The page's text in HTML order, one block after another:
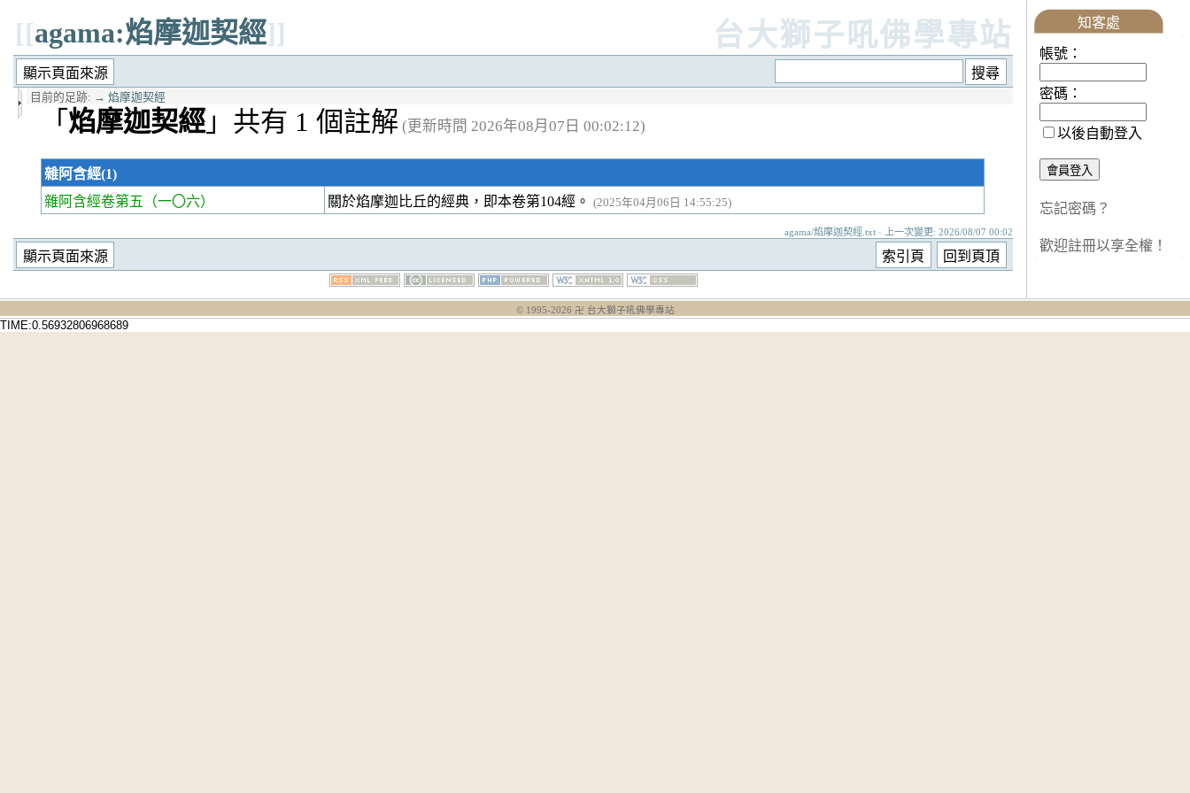
[[agama:焰摩迦契經]] 台大獅子吼佛學專站
目前的足跡: → 焰摩迦契經
「 焰摩迦契經 」共有 1 個註解 (更新時間 2026年08月07日 00:02:12)
雜阿含經(1)
雜阿含經卷第五
（一〇六） 關於焰摩迦比丘的經典，即本卷第104經。 (2025年04月06日 14:55:25)
agama/焰摩迦契經.txt · 上一次變更: 2026/08/07 00:02
知客處
帳號：
密碼：
以後自動登入
忘記密碼？
歡迎註冊以享全權！
© 1995-2026 卍 台大獅子吼佛學專站
TIME:0.56932806968689